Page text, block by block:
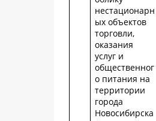
нестационарн
ых объектов
торговли,
оказания
услуг и
общественног
о питания на
территории
города
Новосибирска